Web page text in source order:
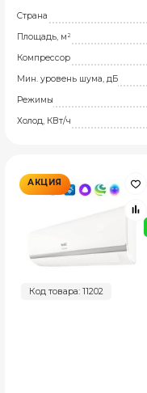
Страна
Площадь, м²
Компрессор
Мин. уровень шума, дБ
Режимы
Холод, КВт/ч
АКЦИЯ
Код товара: 11202